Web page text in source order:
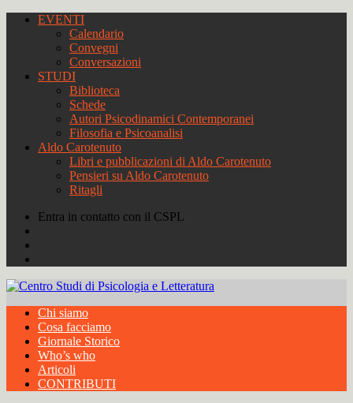
EVENTI
Calendario
Convegni
Conversazioni
STUDI
Biblioteca
Schede
Autori Psicodinamici Contemporanei
Filosofia e Psicoanalisi
Aldo Carotenuto
Libri e pubblicazioni di Aldo Carotenuto
Pensieri su Aldo Carotenuto
Ritagli
Entra in contatto con il CSPL
Chi siamo
Cosa facciamo
Giornale Storico
Who’s who
Articoli
CONTRIBUTI